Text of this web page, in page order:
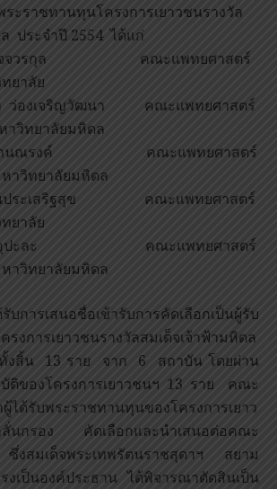
ะราชทานทุนโครงการเยาวชนรางวัล
ประจำปี 2554 ได้แก่
สัจจวรกุล คณะแพทยศาสตร์
ยาลัย
า ว่องเจริญวัฒนา คณะแพทยศาสตร์
าวิทยาลัยมหิดล
หว่านณรงค์ คณะแพทยศาสตร์
าวิทยาลัยมหิดล
นประเสริฐสุข คณะแพทยศาสตร์
ยาลัย
ญ์ อุปะละ คณะแพทยศาสตร์
าวิทยาลัยมหิดล
รเสนอชื่อเข้ารับการคัดเลือกเป็นผู้รับ
งการเยาวชนรางวัลสมเด็จเจ้าฟ้ามหิดล
งสิ้น 13 ราย จาก 6 สถาบัน โดยผ่าน
ของโครงการเยาวชนฯ 13 ราย คณะ
ได้รับพระราชทานทุนของโครงการเยาว
ลั่นกรอง คัดเลือกและนำเสนอต่อคณะ
ซึ่งสมเด็จพระเทพรัตนราชสุดาฯ สยาม
เป็นองค์ประธาน ได้พิจารณาตัดสินเป็น